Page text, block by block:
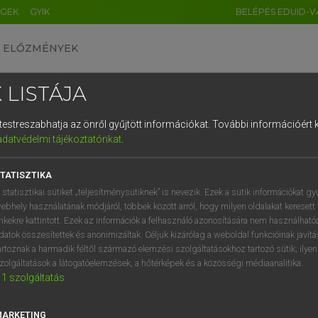
GYIK BELÉPÉS EDUID-
ELŐZMÉNYEK
angol szótár
fn alközpont
keresése szótárainkban
LISTÁJA
az önről gyűjtött információkat. További információért
tájékoztatónkat.
statisztikai sütiket „teljesítménysütiknek” is nevezik. Ezek a sütik információkat
használatának módjáról, többek között arról, hogy milyen oldalakat keresett
kattintott. Ezek az információk a felhasználó azonosítására nem
összesítettek és anonimizáltak. Céljuk kizárólag a weboldal funkcióinak
a harmadik féltől származó elemzési szolgáltatásokhoz tartozó sütik;
a látogatóelemzések, a hőtérképek és a közösségi médiaanalitika.
1 szolgáltatás
DE CN FR ES IT NL
1 2 3 4 5 6 7 8 9
q w e r t z u i
a s d f g h j k l é
í y x c v b n m , .